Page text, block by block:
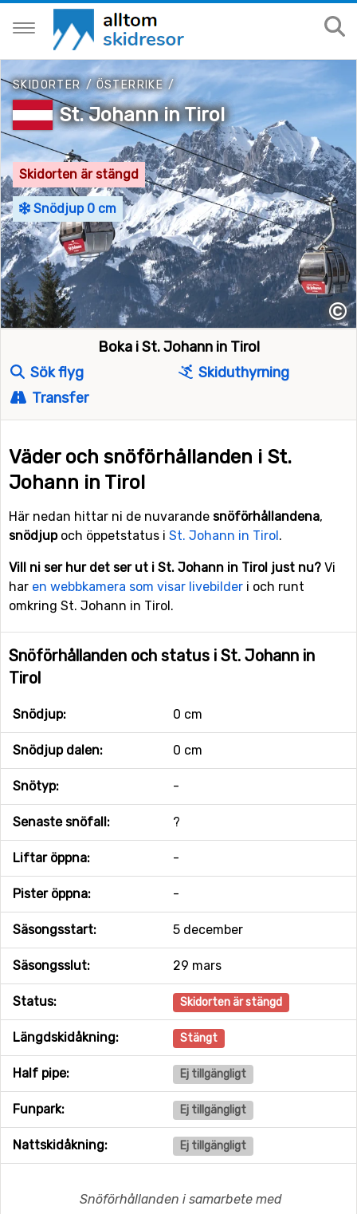
SKIDORTER / ÖSTERRIKE /
St. Johann in Tirol
Skidorten är stängd
Snödjup 0 cm
©
Boka i St. Johann in Tirol
Sök flyg
Skiduthyrning
Transfer
Väder och snöförhållanden i St.
Johann in Tirol
Här nedan hittar ni de nuvarande snöförhållandena,
snödjupoch öppetstatus i St. Johann in Tirol.
Vill ni ser hur det ser ut i St. Johann in Tirol just nu? Vi
har en webbkamera som visar livebilder i och runt
omkring St. Johann in Tirol.
Snöförhållanden och status i St. Johann in
Tirol
Snödjup: 0 cm
Snödjup dalen: 0 cm
Snötyp: -
Senaste snöfall: ?
Liftar öppna: -
Pister öppna: -
Säsongsstart: 5 december
Säsongsslut: 29 mars
Status: Skidorten är stängd
Längdskidåkning: Stängt
Half pipe: Ej tillgängligt
Funpark: Ej tillgängligt
Nattskidåkning: Ej tillgängligt
Snöförhållanden i samarbete med